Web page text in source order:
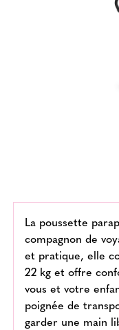
La poussette
compagnon de
et pratique, elle
22 kg et offre
vous et votre
poignée de
garder une main